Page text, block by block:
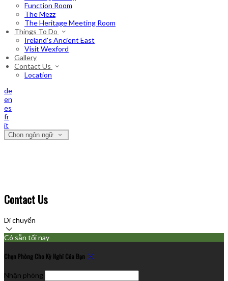
Function Room
The Mezz
The Heritage Meeting Room
Things To Do
Ireland's Ancient East
Visit Wexford
Gallery
Contact Us
Location
de
en
es
fr
it
Chọn ngôn ngữ
Contact Us
Di chuyển
Có sẵn tối nay
Chọn Phòng Cho Kỳ Nghỉ Của Bạn
Nhận phòng